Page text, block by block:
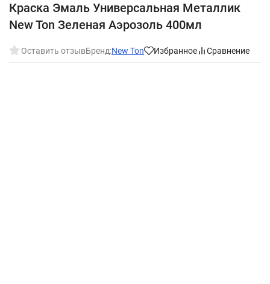
Краска Эмаль Универсальная Металлик
New Ton Зеленая Аэрозоль 400мл
Оставить отзывБренд:New Ton Избранное Сравнение